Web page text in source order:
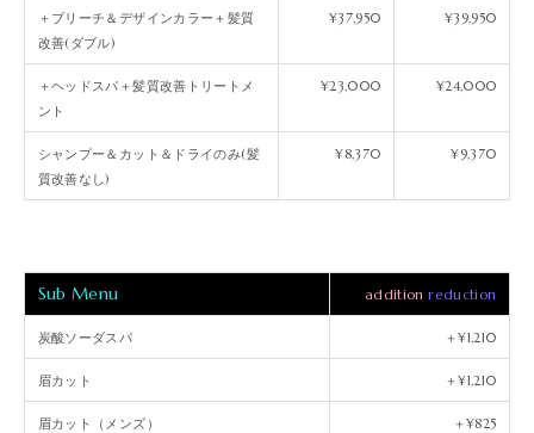
＋ブリーチ＆デザインカラー＋髪質
改善(ダブル)
¥37,950 ¥39,950
＋ヘッドスパ＋髪質改善トリートメ
ント
¥23,000 ¥24,000
シャンプー＆カット＆ドライのみ(髪
質改善なし)
¥8,370 ¥9,370
Sub Menu additionreduction
炭酸ソーダスパ ＋¥1,210
眉カット ＋¥1,210
眉カット（メンズ） ＋¥825